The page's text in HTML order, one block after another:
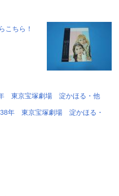
こちら！
東京宝塚劇場 淀かほる・他